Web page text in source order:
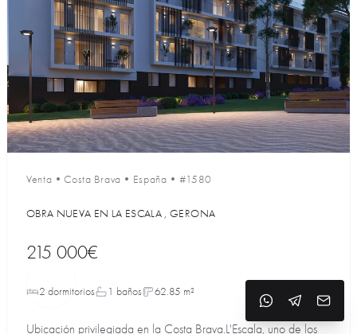
Venta •Costa Brava • España • #1580
OBRA NUEVA EN LA ESCALA , GERONA
215 000€
2 dormitorios 1 baños 62.85 m²
Ubicación privilegiada en la Costa Brava.L'Escala, uno de los